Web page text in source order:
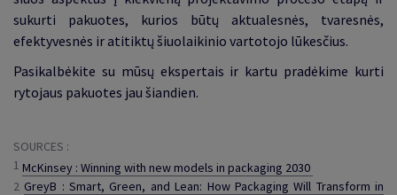
sukurti pakuotes, kurios būtų aktualesnės, tvaresnės,
efektyvesnės ir atitiktų šiuolaikinio vartotojo lūkesčius.
Pasikalbėkite su mūsų ekspertais ir kartu pradėkime kurti
rytojaus pakuotes jau šiandien.
SOURCES :
1 McKinsey : Winning with new models in packaging 2030
2 GreyB : Smart, Green, and Lean: How Packaging Will Transform in